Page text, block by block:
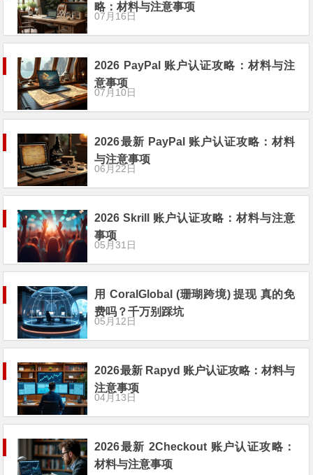
略：材料与注意事项
07月16日
2026 PayPal 账户认证攻略：材料与注
意事项
07月10日
2026最新 PayPal 账户认证攻略：材料
与注意事项
06月22日
2026 Skrill 账户认证攻略：材料与注意
事项
05月31日
用 CoralGlobal (珊瑚跨境) 提现 真的免
费吗？千万别踩坑
05月12日
2026最新 Rapyd 账户认证攻略：材料与
注意事项
04月13日
2026最新 2Checkout 账户认证攻略：
材料与注意事项